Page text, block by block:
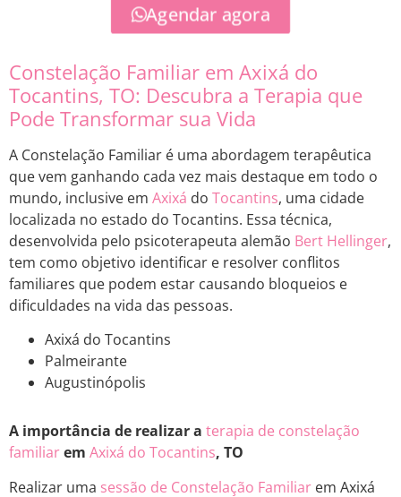
Agendar agora
Constelação Familiar em Axixá do
Tocantins, TO: Descubra a Terapia que
Pode Transformar sua Vida
A Constelação Familiar é uma abordagem terapêutica
que vem ganhando cada vez mais destaque em todo o
mundo, inclusive em Axixá do Tocantins, uma cidade
localizada no estado do Tocantins. Essa técnica,
desenvolvida pelo psicoterapeuta alemão Bert Hellinger,
tem como objetivo identificar e resolver conflitos
familiares que podem estar causando bloqueios e
dificuldades na vida das pessoas.
Axixá do Tocantins
Palmeirante
Augustinópolis
A importância de realizar a terapia de constelação
familiarem Axixá do Tocantins, TO
Realizar uma sessão de Constelação Familiar em Axixá